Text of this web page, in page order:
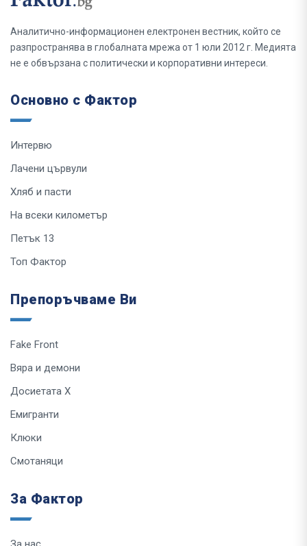
Аналитично-информационен електронен вестник, който се
разпространява в глобалната мрежа от 1 юли 2012 г. Медията
не е обвързана с политически и корпоративни интереси.
Основно с Фактор
Интервю
Лачени цървули
Хляб и пасти
На всеки километър
Петък 13
Топ Фактор
Препоръчваме Ви
Fake Front
Вяра и демони
Досиетата Х
Емигранти
Клюки
Смотаняци
За Фактор